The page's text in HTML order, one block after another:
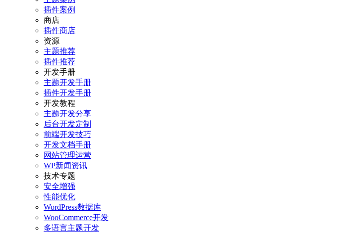
插件案例
商店
插件商店
资源
主题推荐
插件推荐
开发手册
主题开发手册
插件开发手册
开发教程
主题开发分享
后台开发定制
前端开发技巧
开发文档手册
网站管理运营
WP新闻资讯
技术专题
安全增强
性能优化
WordPress数据库
WooCommerce开发
多语言主题开发